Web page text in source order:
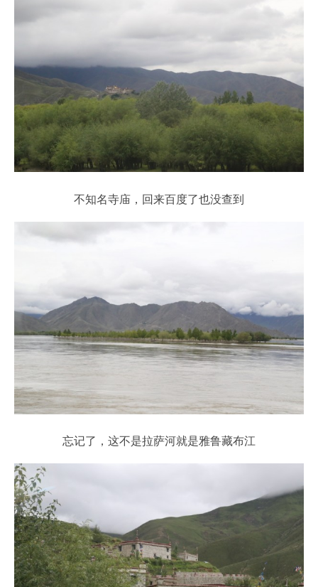
不知名寺庙，回来百度了也没查到
忘记了，这不是拉萨河就是雅鲁藏布江